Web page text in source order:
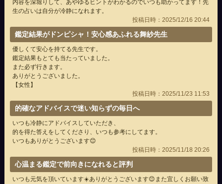
内容を深堀りして、あやゆるヒントがわかるのでいつも助かってます！先
生の占いは自分が冷静になれます。
投稿日時：2025/12/16 20:44
鑑定結果がドンピシャ！安心感あふれる舞紗先生
優しくて安心を持てる先生です。
鑑定結果もとても当たっていました。
また必ず行きます。
ありがとうございました。
【女性】
投稿日時：2025/11/23 11:53
的確なアドバイスで迷い知らずの毎日へ
いつも冷静にアドバイスしていただき、
的を得た答えをしてくださり、いつも参考にしてます。
いつもありがとうございます😊
投稿日時：2025/11/18 20:26
心温まる鑑定で前向きになれると評判
いつも元気を頂いています☀️ありがとうございます😊また宜しくお願い致